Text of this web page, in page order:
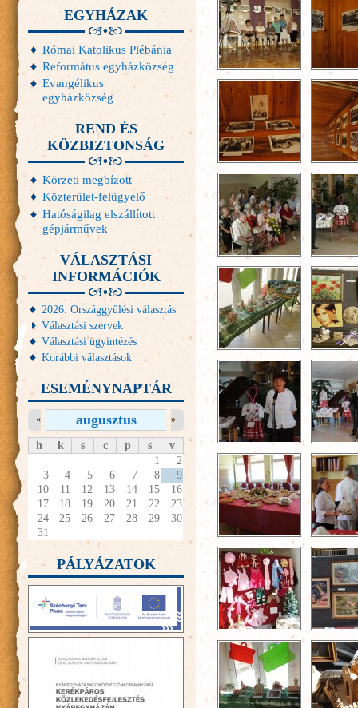
EGYHÁZAK
Római Katolikus Plébánia
Református egyházközség
Evangélikus
egyházközség
REND ÉS
KÖZBIZTONSÁG
Körzeti megbízott
Közterület-felügyelő
Hatóságilag elszállított
gépjárművek
VÁLASZTÁSI
INFORMÁCIÓK
2026. Országgyűlési választás
Választási szervek
Választási ügyintézés
Korábbi választások
ESEMÉNYNAPTÁR
augusztus
« »
h k s c p s
v
1
2
3
4 5 6 7 8
9
10
11 12 13 14 15
16
17
18 19 20 21 22
23
24
25 26 27 28 29
30
31
PÁLYÁZATOK